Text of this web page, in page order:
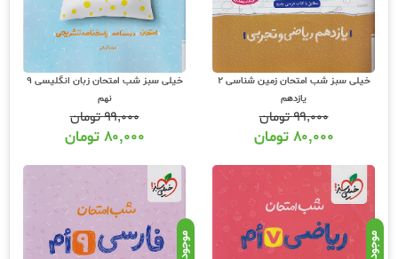
خیلی سبز شب امتحان زمین شناسی 2
یازدهم
۹۹,۰۰۰تومان
۸۰,۰۰۰ تومان
خیلی سبز شب امتحان زبان انگلیسی 9
نهم
۹۹,۰۰۰تومان
۸۰,۰۰۰ تومان
موجود موجود